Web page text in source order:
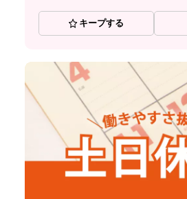
キープする